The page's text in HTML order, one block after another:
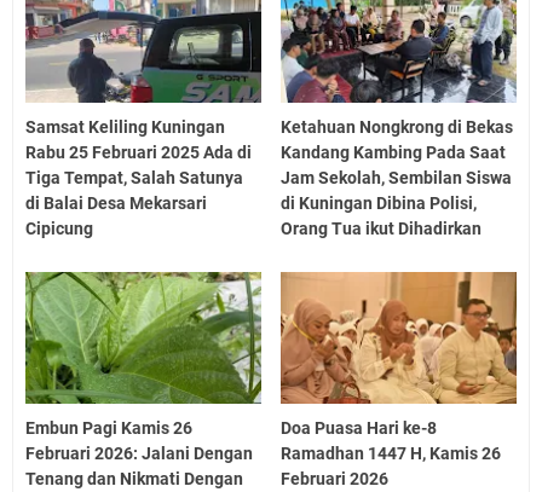
Samsat Keliling Kuningan
Rabu 25 Februari 2025 Ada di
Tiga Tempat, Salah Satunya
di Balai Desa Mekarsari
Cipicung
Ketahuan Nongkrong di Bekas
Kandang Kambing Pada Saat
Jam Sekolah, Sembilan Siswa
di Kuningan Dibina Polisi,
Orang Tua ikut Dihadirkan
Embun Pagi Kamis 26
Februari 2026: Jalani Dengan
Tenang dan Nikmati Dengan
Doa Puasa Hari ke-8
Ramadhan 1447 H, Kamis 26
Februari 2026